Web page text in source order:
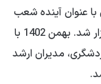
عنوان آینده شعب
در نظام بانکی کشور روز پنجشنبه 26 مهرماه برگزار شد. بهمن 1402 با
مدیران ارشد